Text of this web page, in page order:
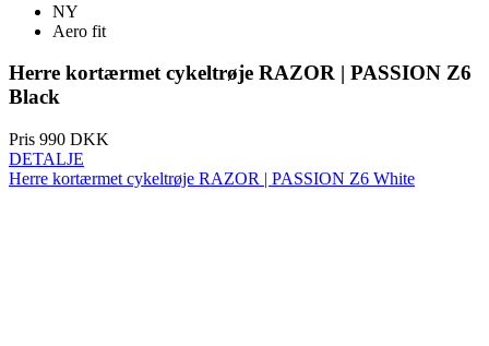
NY
Aero fit
Herre kortærmet cykeltrøje RAZOR | PASSION Z6
Black
Pris 990 DKK
DETALJE
Herre kortærmet cykeltrøje RAZOR | PASSION Z6 White